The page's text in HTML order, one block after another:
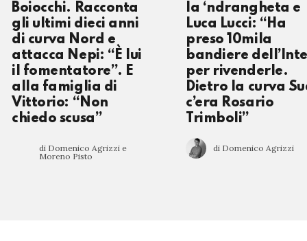
Boiocchi. Racconta
gli ultimi dieci anni
di curva Nord e
attacca Nepi: “È lui
il fomentatore”. E
alla famiglia di
Vittorio: “Non
chiedo scusa”
di Domenico Agrizzi e
Moreno Pisto
la ‘ndrangheta e
Luca Lucci: “Ha
preso 10mila
bandiere
per rivenderle.
Dietro la curva
c’era Rosario
Trimboli”
di Domenico Agrizzi